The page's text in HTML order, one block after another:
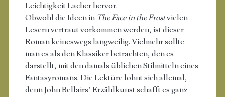
Leichtigkeit Lacher hervor.
Obwohl die Ideen in The Face in the Frostvielen
Lesern vertraut vorkommen werden, ist dieser
Roman keineswegs langweilig. Vielmehr sollte
man es als den Klassiker betrachten, den es
darstellt, mit den damals üblichen Stilmitteln eines
Fantasyromans. Die Lektüre lohnt sich allemal,
denn John Bellairs’ Erzählkunst schafft es ganz